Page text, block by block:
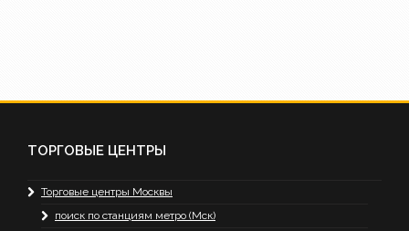
ТОРГОВЫЕ ЦЕНТРЫ
Торговые центры Москвы
поиск по станциям метро (Мск)